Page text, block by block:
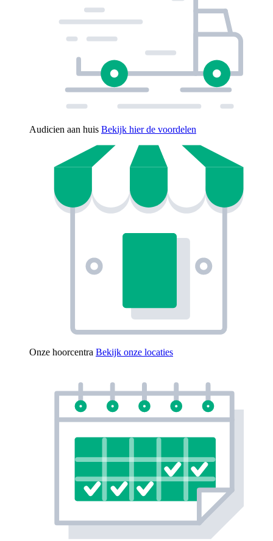
Audicien aan huis Bekijk hier de voordelen
Onze hoorcentra Bekijk onze locaties